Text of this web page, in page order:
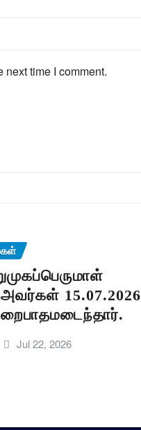
time I comment.
15.07.2026
Jul 22, 2026